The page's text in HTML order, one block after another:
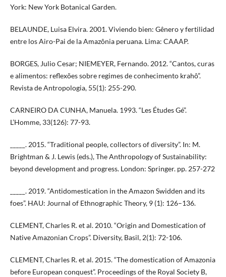
York: New York Botanical Garden.
BELAUNDE, Luisa Elvira. 2001. Viviendo bien: Gênero y fertilidad
entre los Airo-Pai de la Amazônia peruana. Lima: CAAAP.
BORGES, Julio Cesar; NIEMEYER, Fernando. 2012. “Cantos, curas
e alimentos: reflexões sobre regimes de conhecimento krahô”.
Revista de Antropologia, 55(1): 255-290.
CARNEIRO DA CUNHA, Manuela. 1993. “Les Études Gé”.
L’Homme, 33(126): 77-93.
_____. 2015. “Traditional people, collectors of diversity”. In: M.
Brightman & J. Lewis (eds.), The Anthropology of Sustainability:
beyond development and progress. London: Springer. pp. 257-272
_____. 2019. “Antidomestication in the Amazon Swidden and its
foes”. HAU: Journal of Ethnographic Theory, 9 (1): 126–136.
CLEMENT, Charles R. et al. 2010. “Origin and Domestication of
Native Amazonian Crops”. Diversity, Basil, 2(1): 72-106.
CLEMENT, Charles R. et al. 2015. “The domestication of Amazonia
before European conquest”. Proceedings of the Royal Society B,